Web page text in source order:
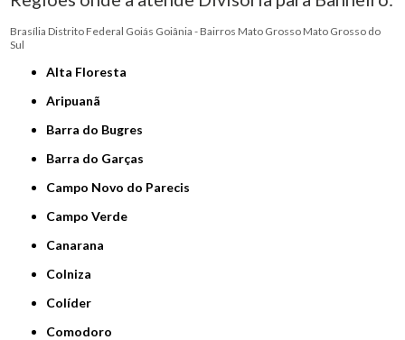
Brasília Distrito Federal Goiás Goiânia - Bairros Mato Grosso Mato Grosso do
Sul
Alta Floresta
Aripuanã
Barra do Bugres
Barra do Garças
Campo Novo do Parecis
Campo Verde
Canarana
Colniza
Colíder
Comodoro